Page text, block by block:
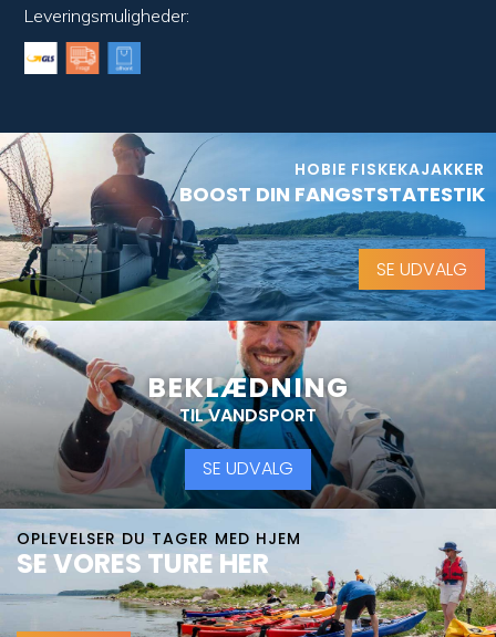
Leveringsmuligheder:
HOBIE FISKEKAJAKKER
BOOST DIN FANGSTSTATESTIK
SE UDVALG
BEKLÆDNING
TIL VANDSPORT
SE UDVALG
OPLEVELSER DU TAGER MED HJEM
SE VORES TURE HER